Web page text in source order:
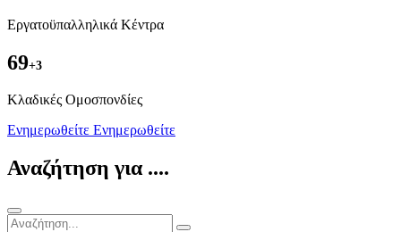
Εργατοϋπαλληλικά Κέντρα
69+3
Kλαδικές Ομοσπονδίες
Ενημερωθείτε Ενημερωθείτε
Αναζήτηση για ....